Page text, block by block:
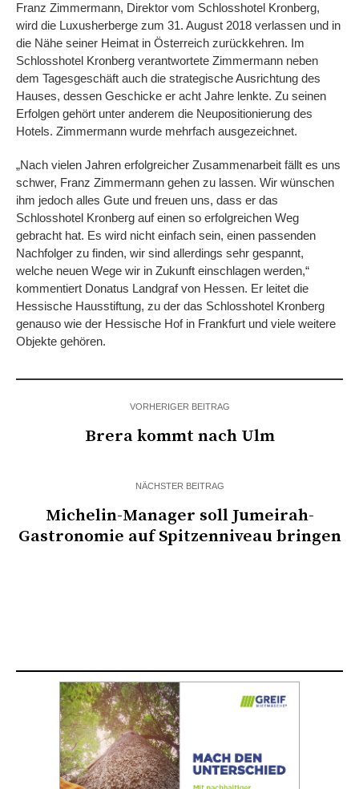
Franz Zimmermann, Direktor vom Schlosshotel Kronberg,
wird die Luxusherberge zum 31. August 2018 verlassen und in
die Nähe seiner Heimat in Österreich zurückkehren. Im
Schlosshotel Kronberg verantwortete Zimmermann neben
dem Tagesgeschäft auch die strategische Ausrichtung des
Hauses, dessen Geschicke er acht Jahre lenkte. Zu seinen
Erfolgen gehört unter anderem die Neupositionierung des
Hotels. Zimmermann wurde mehrfach ausgezeichnet.
„Nach vielen Jahren erfolgreicher Zusammenarbeit fällt es uns
schwer, Franz Zimmermann gehen zu lassen. Wir wünschen
ihm jedoch alles Gute und freuen uns, dass er das
Schlosshotel Kronberg auf einen so erfolgreichen Weg
gebracht hat. Es wird nicht einfach sein, einen passenden
Nachfolger zu finden, wir sind allerdings sehr gespannt,
welche neuen Wege wir in Zukunft einschlagen werden,“
kommentiert Donatus Landgraf von Hessen. Er leitet die
Hessische Hausstiftung, zu der das Schlosshotel Kronberg
genauso wie der Hessische Hof in Frankfurt und viele weitere
Objekte gehören.
VORHERIGER BEITRAG
Brera kommt nach Ulm
NÄCHSTER BEITRAG
Michelin-Manager soll Jumeirah-
Gastronomie auf Spitzenniveau bringen